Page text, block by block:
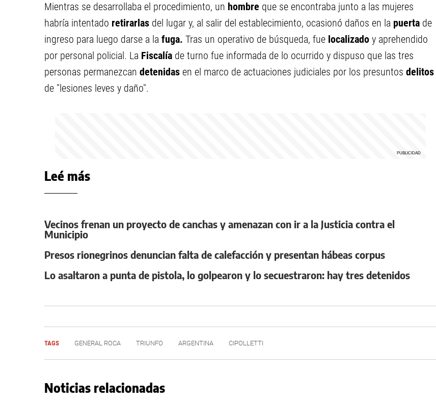
Mientras se desarrollaba el procedimiento, un hombre que se encontraba junto a las mujeres
habría intentado retirarlas del lugar y, al salir del establecimiento, ocasionó daños en la puerta de
ingreso para luego darse a la fuga. Tras un operativo de búsqueda, fue localizado y aprehendido
por personal policial. La Fiscalía de turno fue informada de lo ocurrido y dispuso que las tres
personas permanezcan detenidas en el marco de actuaciones judiciales por los presuntos delitos
de "lesiones leves y daño".
Leé más
Vecinos frenan un proyecto de canchas y amenazan con ir a la Justicia contra el
Municipio
Presos rionegrinos denuncian falta de calefacción y presentan hábeas corpus
Lo asaltaron a punta de pistola, lo golpearon y lo secuestraron: hay tres detenidos
TAGS GENERAL ROCA TRIUNFO ARGENTINA CIPOLLETTI
Noticias relacionadas